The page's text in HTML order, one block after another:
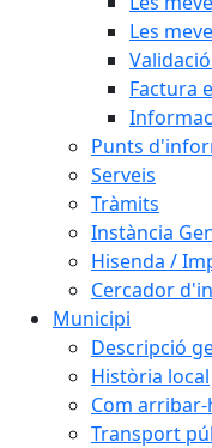
Les
Factura
Punts
Serveis
Tràmits
Instància
Hisenda /
Cercador
Municipi
Descripció
Història local
Com arribar-
Transport